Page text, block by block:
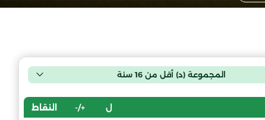
المجموعة (د) أقل من 16 سنة
ل +/- النقاط